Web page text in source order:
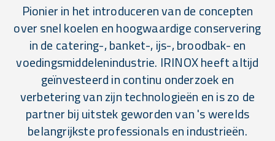
Pionier in het introduceren van de concepten
over snel koelen en hoogwaardige conservering
in de catering-, banket-, ijs-, broodbak- en
voedingsmiddelenindustrie. IRINOX heeft altijd
geïnvesteerd in continu onderzoek en
verbetering van zijn technologieën en is zo de
partner bij uitstek geworden van 's werelds
belangrijkste professionals en industrieën.